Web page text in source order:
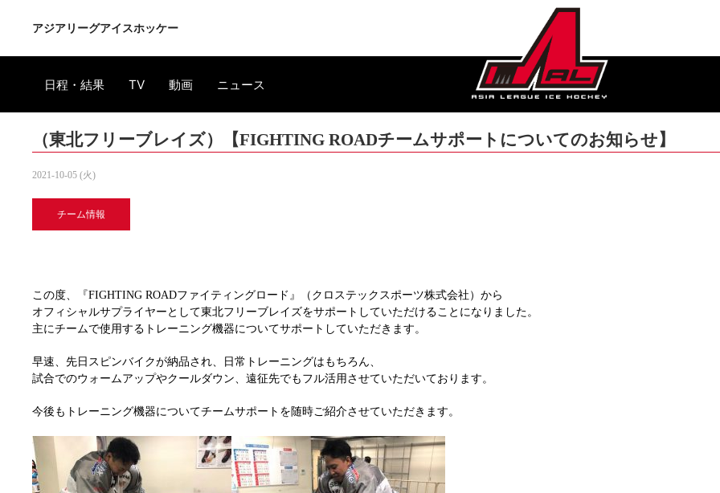
アジアリーグアイスホッケー
日程・結果 TV 動画 ニュース
（東北フリーブレイズ）【FIGHTING ROADチームサポートについてのお知らせ】
2021-10-05 (火)
チーム情報
この度、『FIGHTING ROADファイティングロード』（クロステックスポーツ株式会社）から
オフィシャルサプライヤーとして東北フリーブレイズをサポートしていただけることになりました。
主にチームで使用するトレーニング機器についてサポートしていただきます。
早速、先日スピンバイクが納品され、日常トレーニングはもちろん、
試合でのウォームアップやクールダウン、遠征先でもフル活用させていただいております。
今後もトレーニング機器についてチームサポートを随時ご紹介させていただきます。